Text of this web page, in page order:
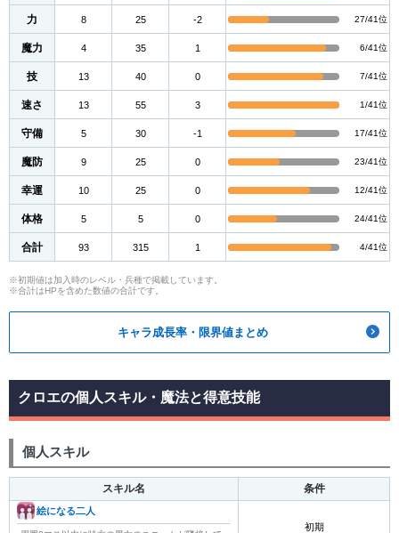
力 8 25 -2 27/41位
魔力 4 35 1 6/41位
技 13 40 0 7/41位
速さ 13 55 3 1/41位
守備 5 30 -1 17/41位
魔防 9 25 0 23/41位
幸運 10 25 0 12/41位
体格 5 5 0 24/41位
合計 93 315 1 4/41位
※初期値は加入時のレベル・兵種で掲載しています。
※合計はHPを含めた数値の合計です。
キャラ成長率・限界値まとめ
クロエの個人スキル・魔法と得意技能
個人スキル
スキル名 条件
絵になる二人
初期